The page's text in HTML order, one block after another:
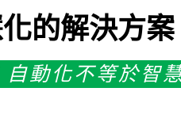
的解決方案
動化不等於智